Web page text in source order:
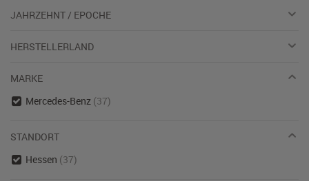
JAHRZEHNT / EPOCHE
HERSTELLERLAND
MARKE
Mercedes-Benz (37)
STANDORT
Hessen (37)